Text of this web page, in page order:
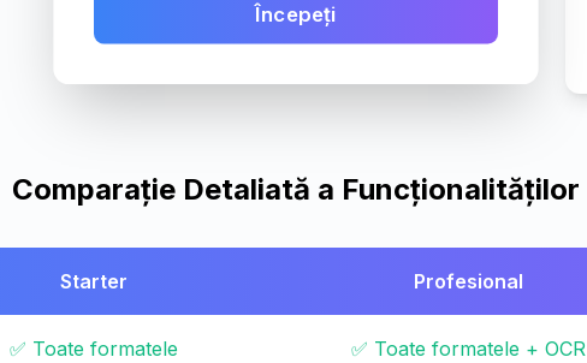
Începeți
Comparație Detaliată a Funcționalităților
Starter Profesional
✅ Toate formatele ✅ Toate formatele + OCR